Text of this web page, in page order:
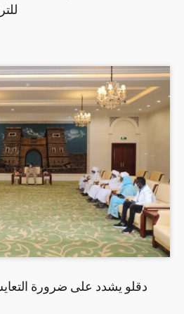
دقلو يشدد على ضرورة